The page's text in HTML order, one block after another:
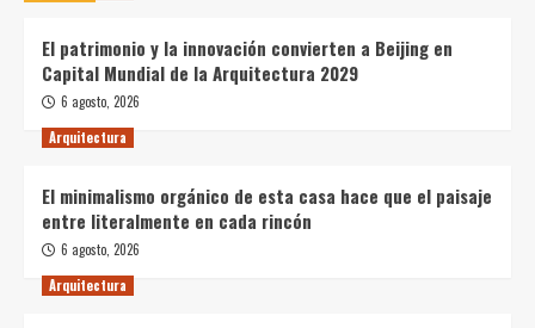
El patrimonio y la innovación convierten a Beijing en
Capital Mundial de la Arquitectura 2029
6 agosto, 2026
Arquitectura
El minimalismo orgánico de esta casa hace que el paisaje
entre literalmente en cada rincón
6 agosto, 2026
Arquitectura